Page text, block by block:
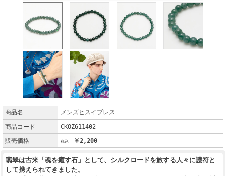
商品名
メンズヒスイブレス
商品コード
CKOZ611402
販売価格
￥2,200
翡翠は古来「魂を癒す石」として、シルクロードを旅する人々に護符と
して携えられてきました。